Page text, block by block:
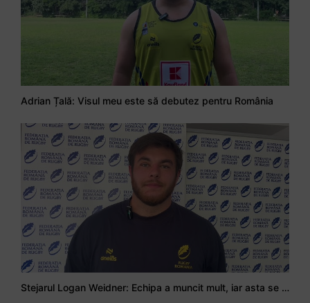
Adrian Țală: Visul meu este să debutez pentru România
Stejarul Logan Weidner: Echipa a muncit mult, iar asta se va vedea în meciurile de la Nations Cup